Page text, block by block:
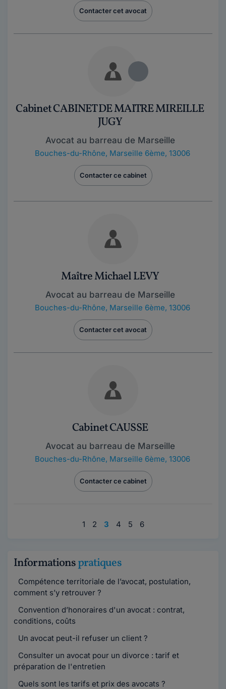
Contacter cet avocat
Cabinet CABINET DE MAITRE MIREILLE
JUGY
Avocat au barreau de Marseille
Bouches-du-Rhône, Marseille 6ème, 13006
Contacter ce cabinet
Maître Michael LEVY
Avocat au barreau de Marseille
Bouches-du-Rhône, Marseille 6ème, 13006
Contacter cet avocat
Cabinet CAUSSE
Avocat au barreau de Marseille
Bouches-du-Rhône, Marseille 6ème, 13006
Contacter ce cabinet
1 2 3 4 5 6
Informationspratiques
Compétence territoriale de l’avocat, postulation,
comment s’y retrouver ?
Convention d’honoraires d'un avocat : contrat,
conditions, coûts
Un avocat peut-il refuser un client ?
Consulter un avocat pour un divorce : tarif et
préparation de l'entretien
Quels sont les tarifs et prix des avocats ?